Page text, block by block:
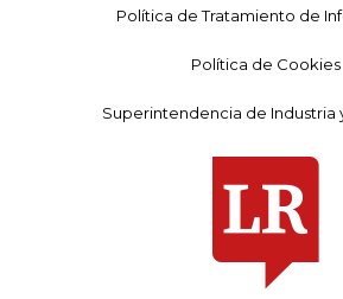
Política de Tratamiento de
Política de Cookies
Superintendencia de Industria